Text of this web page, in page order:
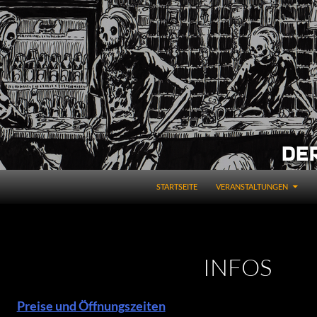
STARTSEITE VERANSTALTUNGEN
INFOS
Preise und Öffnungszeiten